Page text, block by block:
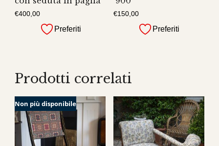
€400,00
Preferiti
€150,00
Preferiti
Prodotti correlati
Non più disponibile